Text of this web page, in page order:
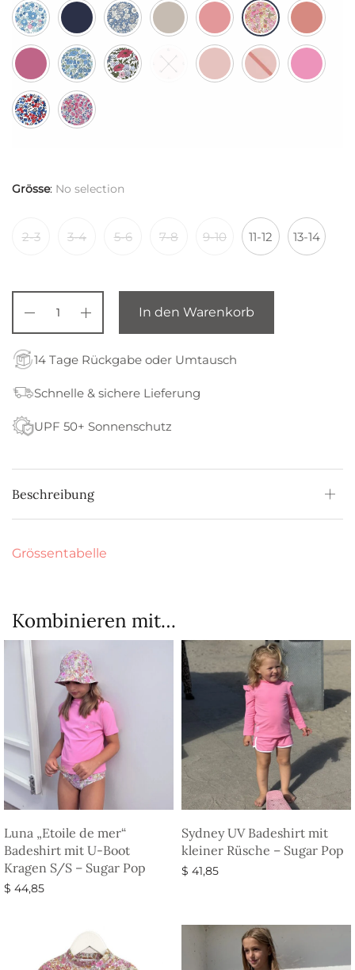
Grösse: No selection
2-3 3-4 5-6 7-8 9-10 11-12 13-14
In den Warenkorb
14 Tage Rückgabe oder Umtausch
Schnelle & sichere Lieferung
UPF 50+ Sonnenschutz
Beschreibung
Grössentabelle
Kombinieren mit…
Luna „Etoile de mer“
Badeshirt mit U-Boot
Kragen S/S – Sugar Pop
$ 44,85
Sydney UV Badeshirt mit
kleiner Rüsche – Sugar Pop
$ 41,85